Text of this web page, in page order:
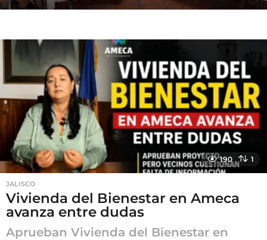
190 1
JALISCO
Vivienda del Bienestar en Ameca
avanza entre dudas
Aprueban Vivienda del Bienestar en